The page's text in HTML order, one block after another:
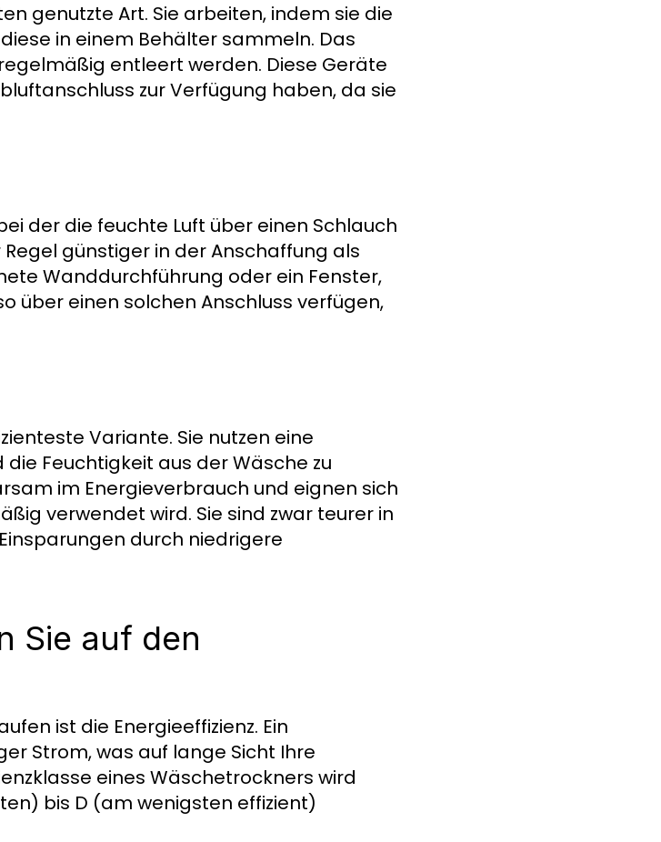
genutzte Art. Sie arbeiten, indem sie die
in einem Behälter sammeln. Das
entleert werden. Diese Geräte
zur Verfügung haben, da sie
der die feuchte Luft über einen Schlauch
günstiger in der Anschaffung als
Wanddurchführung oder ein Fenster,
über einen solchen Anschluss verfügen,
Variante. Sie nutzen eine
Feuchtigkeit aus der Wäsche zu
im Energieverbrauch und eignen sich
verwendet wird. Sie sind zwar teurer in
durch niedrigere
Sie auf den
ist die Energieeffizienz. Ein
Strom, was auf lange Sicht Ihre
eines Wäschetrockners wird
bis D (am wenigsten effizient)